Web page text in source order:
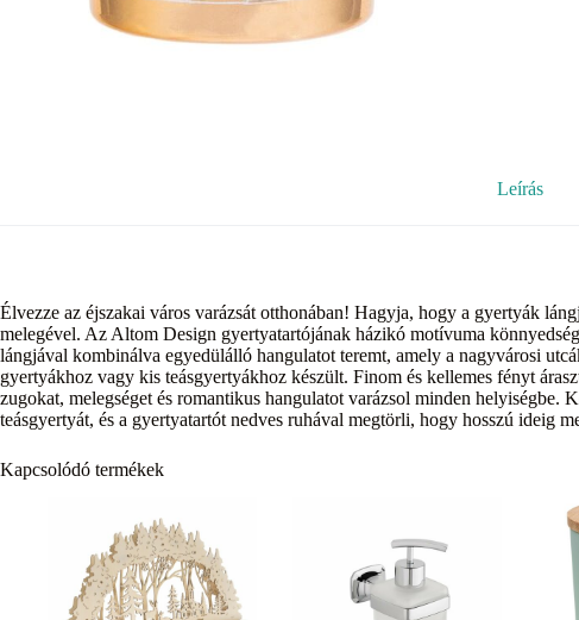
Leírás
Élvezze az éjszakai város varázsát otthonában! Hagyja, hogy a gyertyák
melegével. Az Altom Design gyertyatartójának házikó motívuma
lángjával kombinálva egyedülálló hangulatot teremt, amely a nagyvárosi
gyertyákhoz vagy kis teásgyertyákhoz készült. Finom és kellemes fényt
zugokat, melegséget és romantikus hangulatot varázsol minden helyiségbe.
teásgyertyát, és a gyertyatartót nedves ruhával megtörli, hogy hosszú ideig
Kapcsolódó termékek